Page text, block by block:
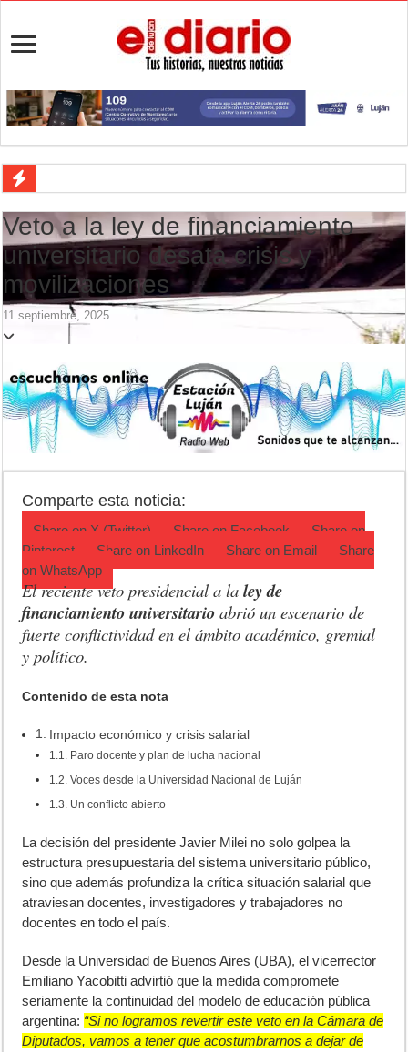
Veredas nuevas en una escuela de Luján: cómo avanza la obra en La
Aportes para los JJ.BB: la Provincia repartió $554,5 millones entre
Flandria empató 1 a 1 ante UAI Urquiza en Jáuregui
Flandria afronta una final anticipada ante UAI Urquiza
Crimen en el Lanusse: murió una mujer y detuvieron a su pareja
Salud mental: Luján puso el bienestar emocional en el centro del
Turismo en Luján: las vacaciones de invierno impulsaron la
Ronda de Negocios: Luján reunió a pymes bonaerenses con
Veto a la ley de financiamiento
universitario desata crisis y
movilizaciones
11 septiembre, 2025
Comparte esta noticia:
Share on X (Twitter) Share on Facebook
Share on
Pinterest
Share on LinkedIn Share on Email
Share
onWhatsApp
El reciente veto presidencial a laley de
financiamiento universitario abrió un escenario de
fuerte conflictividad en el ámbito académico, gremial
y político.
Contenido de esta nota
Impacto económico y crisis salarial
Paro docente y plan de lucha nacional
Voces desde la Universidad Nacional de Luján
Un conflicto abierto
La decisión del presidente Javier Milei no solo golpea la
estructura presupuestaria del sistema universitario público,
sino que además profundiza la crítica situación salarial que
atraviesan docentes, investigadores y trabajadores no
docentes en todo el país.
Desde la Universidad de Buenos Aires (UBA), el vicerrector
Emiliano Yacobitti advirtió que la medida compromete
seriamente la continuidad del modelo de educación pública
argentina: “Si no logramos revertir este veto en la Cámara de
Diputados, vamos a tener que acostumbrarnos a dejar de